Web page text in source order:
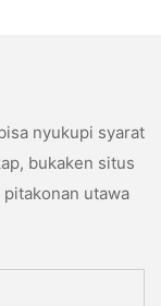
nyukupi syarat
bukaken situs
utawa